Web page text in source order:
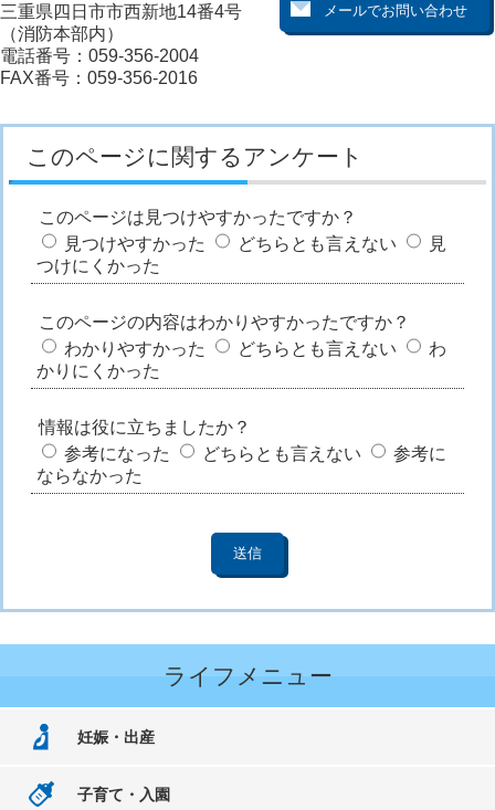
三重県四日市市西新地14番4号
（消防本部内）
電話番号：059-356-2004
FAX番号：059-356-2016
このページに関するアンケート
このページは見つけやすかったですか？
見つけやすかった
どちらとも言えない
見
つけにくかった
このページの内容はわかりやすかったですか？
わかりやすかった
どちらとも言えない
わ
かりにくかった
情報は役に立ちましたか？
参考になった
どちらとも言えない
参考に
ならなかった
ライフメニュー
妊娠・出産
子育て・入園